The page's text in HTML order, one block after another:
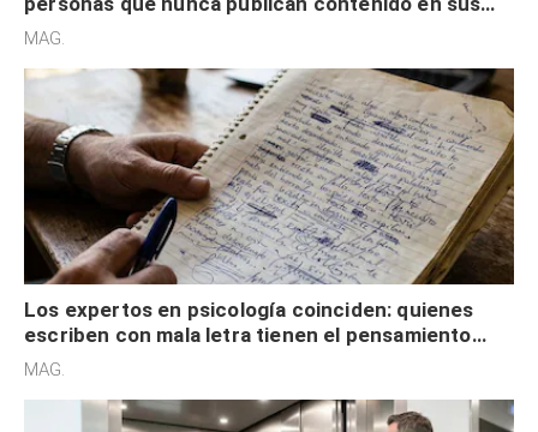
redes sociales no pretenden buscar validación
MAG.
Los expertos en psicología coinciden: quienes
escriben con mala letra tienen el pensamiento
acelerado y no lo hacen por desinterés
MAG.